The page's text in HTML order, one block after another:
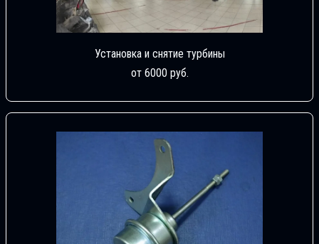
Установка и снятие турбины
от 6000 руб.